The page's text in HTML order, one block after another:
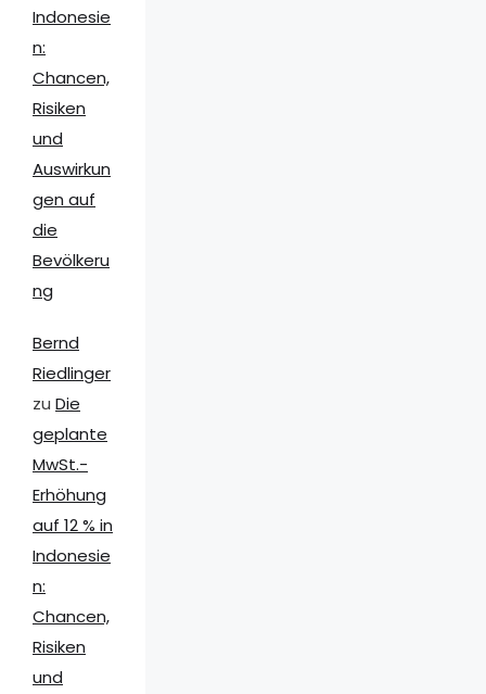
Indonesie
n:
Chancen,
Risiken
und
Auswirkun
gen auf
die
Bevölkeru
ng
Bernd
Riedlinger
zu Die
geplante
MwSt.-
Erhöhung
auf 12 % in
Indonesie
n:
Chancen,
Risiken
und